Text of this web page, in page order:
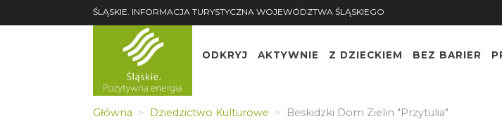
ŚLĄSKIE. INFORMACJA TURYSTYCZNA WOJEWÓDZTWA ŚLĄSKIEGO
ODKRYJ AKTYWNIE Z DZIECKIEM BEZ BARIER
Główna Dziedzictwo Kulturowe Beskidzki Dom Zielin "Przytulia"